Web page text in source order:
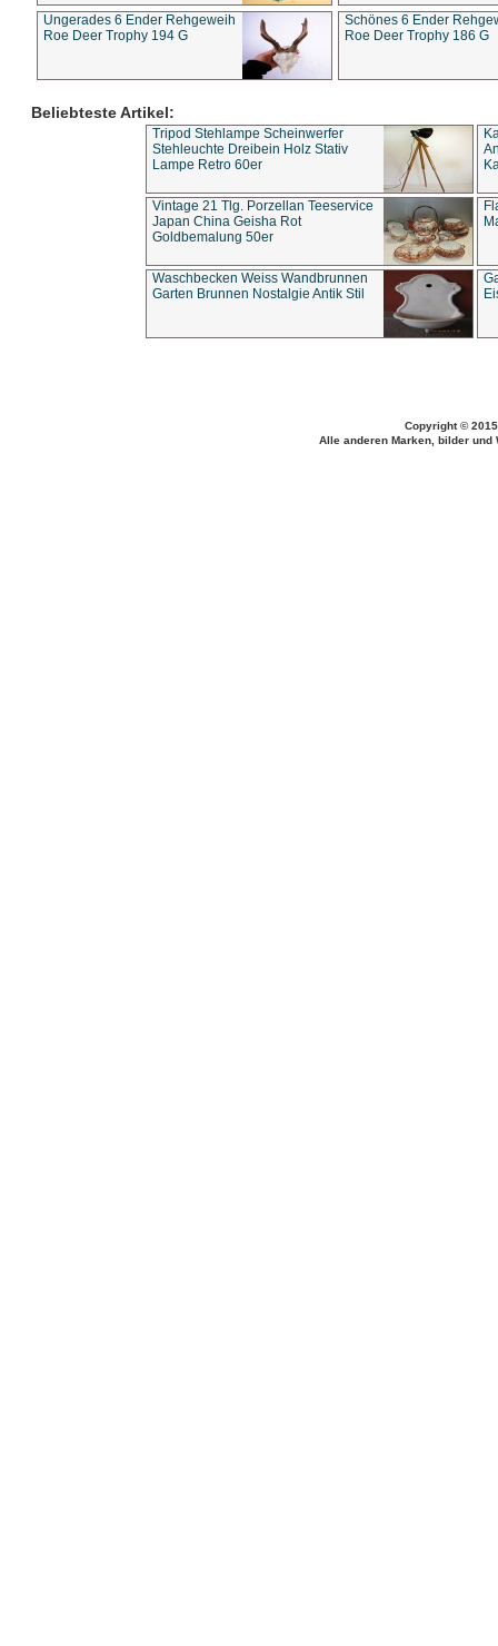
Ungerades 6 Ender Rehgeweih
Roe Deer Trophy 194 G
Schönes 6 Ender
Roe Deer Trophy 186 G
Beliebteste Artikel:
Tripod Stehlampe Scheinwerfer
Stehleuchte Dreibein Holz Stativ
Lampe Retro 60er
Vintage 21 Tlg. Porzellan Teeservice
Japan China Geisha Rot
Goldbemalung 50er
Waschbecken Weiss Wandbrunnen
Garten Brunnen Nostalgie Antik Stil
Copyright ©
Alle anderen Marken, bilder und